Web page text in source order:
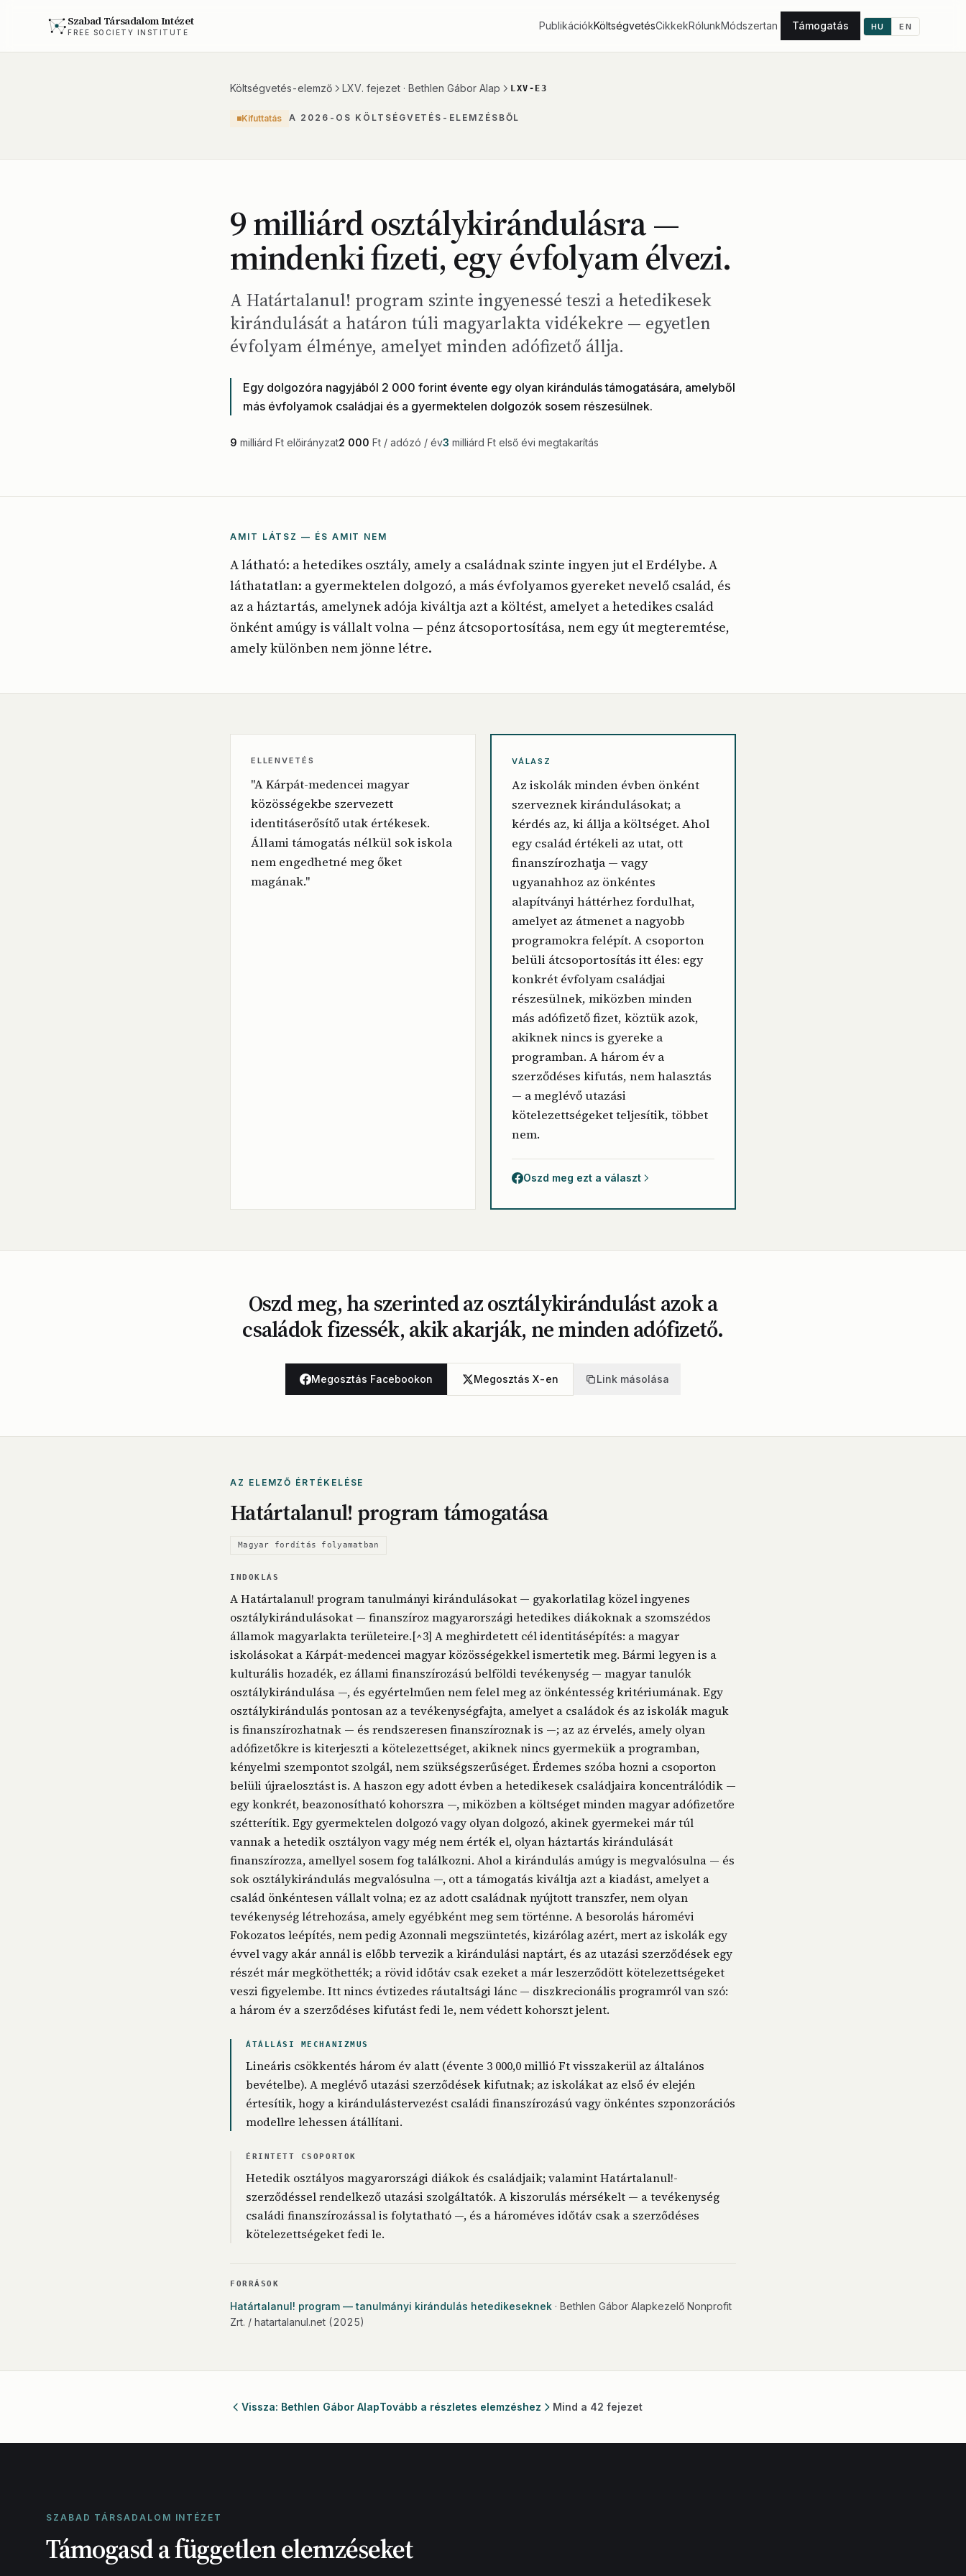
Szabad Társadalom Intézet
FREE SOCIETY INSTITUTE
PublikációkKöltségvetésCikkekRólunkMódszertan Támogatás HU EN
Költségvetés-elemző LXV. fejezet · Bethlen Gábor Alap LXV-E3
Kifuttatás A 2026-OS KÖLTSÉGVETÉS-ELEMZÉSBŐL
9 milliárd osztálykirándulásra —
mindenki fizeti, egy évfolyam élvezi.
A Határtalanul! program szinte ingyenessé teszi a hetedikesek
kirándulását a határon túli magyarlakta vidékekre — egyetlen
évfolyam élménye, amelyet minden adófizető állja.
Egy dolgozóra nagyjából 2 000 forint évente egy olyan kirándulás támogatására, amelyből
más évfolyamok családjai és a gyermektelen dolgozók sosem részesülnek.
9 milliárd Ft előirányzat2 000 Ft / adózó / év3 milliárd Ft első évi megtakarítás
AMIT LÁTSZ — ÉS AMIT NEM
A látható: a hetedikes osztály, amely a családnak szinte ingyen jut el Erdélybe. A
láthatatlan: a gyermektelen dolgozó, a más évfolyamos gyereket nevelő család, és
az a háztartás, amelynek adója kiváltja azt a költést, amelyet a hetedikes család
önként amúgy is vállalt volna — pénz átcsoportosítása, nem egy út megteremtése,
amely különben nem jönne létre.
ELLENVETÉS
"A Kárpát-medencei magyar
közösségekbe szervezett
identitáserősítő utak értékesek.
Állami támogatás nélkül sok iskola
nem engedhetné meg őket
magának."
VÁLASZ
Az iskolák minden évben önként
szerveznek kirándulásokat; a
kérdés az, ki állja a költséget. Ahol
egy család értékeli az utat, ott
finanszírozhatja — vagy
ugyanahhoz az önkéntes
alapítványi háttérhez fordulhat,
amelyet az átmenet a nagyobb
programokra felépít. A csoporton
belüli átcsoportosítás itt éles: egy
konkrét évfolyam családjai
részesülnek, miközben minden
más adófizető fizet, köztük azok,
akiknek nincs is gyereke a
programban. A három év a
szerződéses kifutás, nem halasztás
— a meglévő utazási
kötelezettségeket teljesítik, többet
nem.
Oszd meg ezt a választ
Oszd meg, ha szerinted az osztálykirándulást azok a
családok fizessék, akik akarják, ne minden adófizető.
Megosztás Facebookon Megosztás X-en Link másolása
AZ ELEMZŐ ÉRTÉKELÉSE
Határtalanul! program támogatása
Magyar fordítás folyamatban
INDOKLÁS
A Határtalanul! program tanulmányi kirándulásokat — gyakorlatilag közel ingyenes
osztálykirándulásokat — finanszíroz magyarországi hetedikes diákoknak a szomszédos
államok magyarlakta területeire.[^3] A meghirdetett cél identitásépítés: a magyar
iskolásokat a Kárpát-medencei magyar közösségekkel ismertetik meg. Bármi legyen is a
kulturális hozadék, ez állami finanszírozású belföldi tevékenység — magyar tanulók
osztálykirándulása —, és egyértelműen nem felel meg az önkéntesség kritériumának. Egy
osztálykirándulás pontosan az a tevékenységfajta, amelyet a családok és az iskolák maguk
is finanszírozhatnak — és rendszeresen finanszíroznak is —; az az érvelés, amely olyan
adófizetőkre is kiterjeszti a kötelezettséget, akiknek nincs gyermekük a programban,
kényelmi szempontot szolgál, nem szükségszerűséget. Érdemes szóba hozni a csoporton
belüli újraelosztást is. A haszon egy adott évben a hetedikesek családjaira koncentrálódik —
egy konkrét, beazonosítható kohorszra —, miközben a költséget minden magyar adófizetőre
szétterítik. Egy gyermektelen dolgozó vagy olyan dolgozó, akinek gyermekei már túl
vannak a hetedik osztályon vagy még nem érték el, olyan háztartás kirándulását
finanszírozza, amellyel sosem fog találkozni. Ahol a kirándulás amúgy is megvalósulna — és
sok osztálykirándulás megvalósulna —, ott a támogatás kiváltja azt a kiadást, amelyet a
család önkéntesen vállalt volna; ez az adott családnak nyújtott transzfer, nem olyan
tevékenység létrehozása, amely egyébként meg sem történne. A besorolás háromévi
Fokozatos leépítés, nem pedig Azonnali megszüntetés, kizárólag azért, mert az iskolák egy
évvel vagy akár annál is előbb tervezik a kirándulási naptárt, és az utazási szerződések egy
részét már megköthették; a rövid időtáv csak ezeket a már leszerződött kötelezettségeket
veszi figyelembe. Itt nincs évtizedes ráutaltsági lánc — diszkrecionális programról van szó:
a három év a szerződéses kifutást fedi le, nem védett kohorszt jelent.
ÁTÁLLÁSI MECHANIZMUS
Lineáris csökkentés három év alatt (évente 3 000,0 millió Ft visszakerül az általános
bevételbe). A meglévő utazási szerződések kifutnak; az iskolákat az első év elején
értesítik, hogy a kirándulástervezést családi finanszírozású vagy önkéntes szponzorációs
modellre lehessen átállítani.
ÉRINTETT CSOPORTOK
Hetedik osztályos magyarországi diákok és családjaik; valamint Határtalanul!-
szerződéssel rendelkező utazási szolgáltatók. A kiszorulás mérsékelt — a tevékenység
családi finanszírozással is folytatható —, és a hároméves időtáv csak a szerződéses
kötelezettségeket fedi le.
FORRÁSOK
Határtalanul! program — tanulmányi kirándulás hetedikeseknek · Bethlen Gábor Alapkezelő Nonprofit
Zrt. / hatartalanul.net (2025)
Vissza: Bethlen Gábor AlapTovább a részletes elemzéshez Mind a 42 fejezet
SZABAD TÁRSADALOM INTÉZET
Támogasd a független elemzéseket